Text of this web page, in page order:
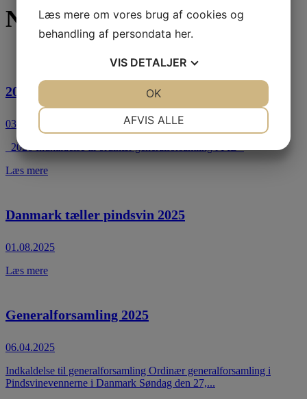
Nyheder
2026 Indkaldelse til ordinær generalforsamling
03.04.2026
2026 Indkaldelse til ordinær generalforsamling i PID
Læs mere
Danmark tæller pindsvin 2025
01.08.2025
Læs mere
Generalforsamling 2025
06.04.2025
Indkaldelse til generalforsamling Ordinær generalforsamling i
Pindsvinevennerne i Danmark Søndag den 27,...
Læs mere om vores brug af cookies og
behandling af persondata her.
VIS DETALJER
AFVIS ALLE
OK